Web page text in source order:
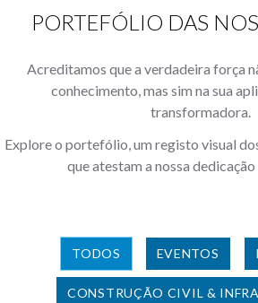
PORTEFÓLIO DAS
Acreditamos que a verdadeira força
conhecimento, mas sim na sua
transformadora.
Explore o portefólio, um registo visual
que atestam a nossa
TODOS EVENTOS
CONSTRUÇÃO CIVIL &